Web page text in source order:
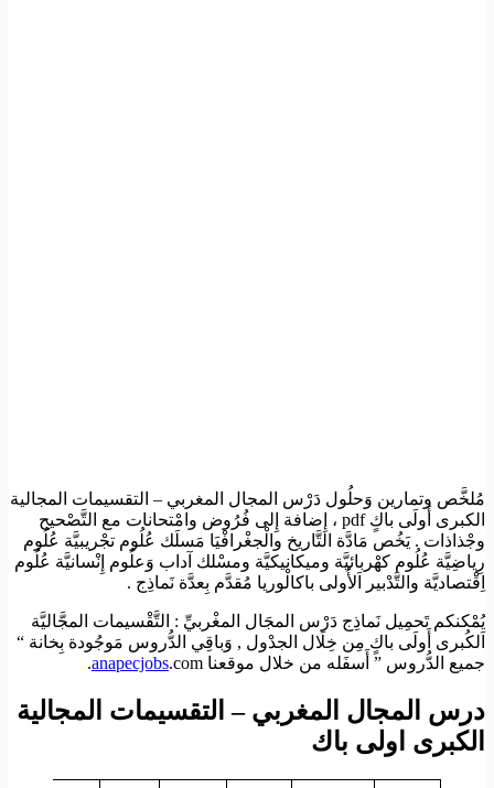
مُلخَّص وتمارين وَحلُول دَرْس المجال المغربي – التقسيمات المجالية
الكبرى أَولَى باكٍ pdf ، إِضافة إِلى فُرُوض وامْتحانات مع التَّصْحيح
وجْذاذات . يَخُص مَادَّة التَّاريخ والْجغْرافْيَا مَسلَك عُلُوم تجْريبيَّة عُلُوم
رِياضِيَّة عُلُوم كهْربائيَّة وميكانيكيَّة ومسْلك آداب وَعلُوم إِنْسانيَّة عُلُوم
اِقْتصاديَّة والتَّدْبير اَلأُولى باكالْوريا مُقدَّم بِعدَّة نَماذِج .
يُمْكنكم تَحمِيل نَماذِج دَرْس المجَال المغْربيِّ : التَّقْسيمات المجَّاليَّة
اَلكُبرى أَولَى باكٍ مِن خِلَال الجدْول , وَباقِي الدُّروس مَوجُودة بِخانة “
جميع الدُّروس ” أَسفَله من خلال موقعنا
anapecjobs.com.
درس المجال المغربي – التقسيمات المجالية
الكبرى اولى باك